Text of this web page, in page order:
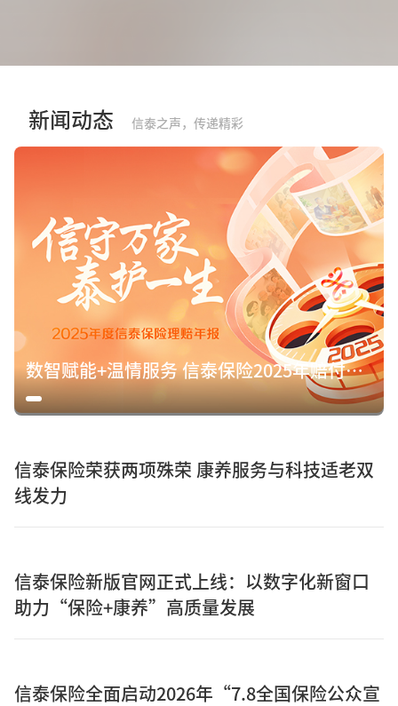
新闻动态 信泰之声，传递精彩
数智赋能+温情服务 信泰保险2025年赔付15.8亿元诠释保险初心
信泰保险荣获两项殊荣 康养服务与科技适老双
线发力
信泰保险新版官网正式上线：以数字化新窗口
助力“保险+康养”高质量发展
信泰保险全面启动2026年“7.8全国保险公众宣